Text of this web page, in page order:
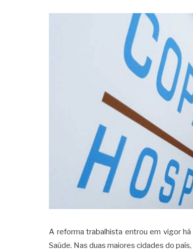
A reforma trabalhista entrou em vigor
Saúde. Nas duas maiores cidades do